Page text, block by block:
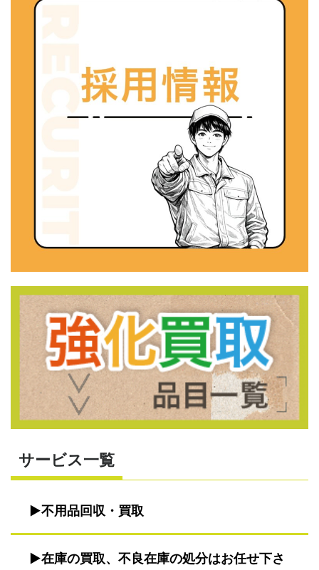
サービス一覧
不用品回収・買取
在庫の買取、不良在庫の処分はお任せ下さ